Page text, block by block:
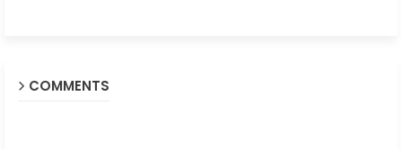
COMMENTS